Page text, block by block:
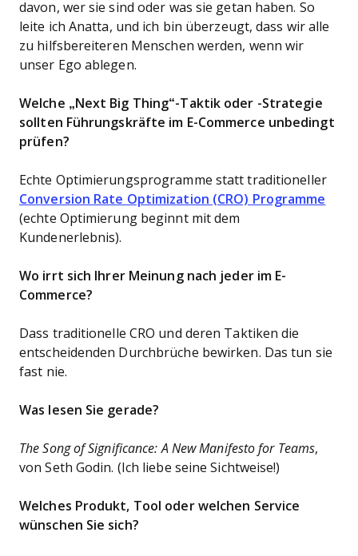
davon, wer sie sind oder was sie getan haben. So
leite ich Anatta, und ich bin überzeugt, dass wir alle
zu hilfsbereiteren Menschen werden, wenn wir
unser Ego ablegen.
Welche „Next Big Thing“-Taktik oder -Strategie
sollten Führungskräfte im E-Commerce unbedingt
prüfen?
Echte Optimierungsprogramme statt traditioneller
Conversion Rate Optimization (CRO) Programme
(echte Optimierung beginnt mit dem
Kundenerlebnis).
Wo irrt sich Ihrer Meinung nach jeder im E-
Commerce?
Dass traditionelle CRO und deren Taktiken die
entscheidenden Durchbrüche bewirken. Das tun sie
fast nie.
Was lesen Sie gerade?
The Song of Significance: A New Manifesto for Teams,
von Seth Godin. (Ich liebe seine Sichtweise!)
Welches Produkt, Tool oder welchen Service
wünschen Sie sich?